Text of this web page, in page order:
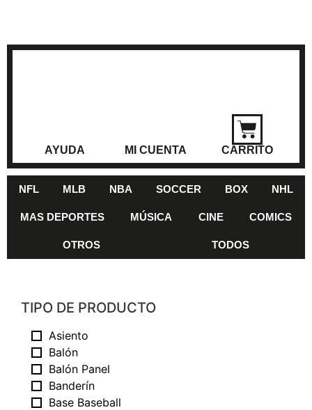
AYUDA MI CUENTA CARRITO
NFL MLB NBA SOCCER BOX NHL
MAS DEPORTES MÚSICA CINE COMICS
OTROS TODOS
TIPO DE PRODUCTO
Asiento
Balón
Balón Panel
Banderín
Base Baseball